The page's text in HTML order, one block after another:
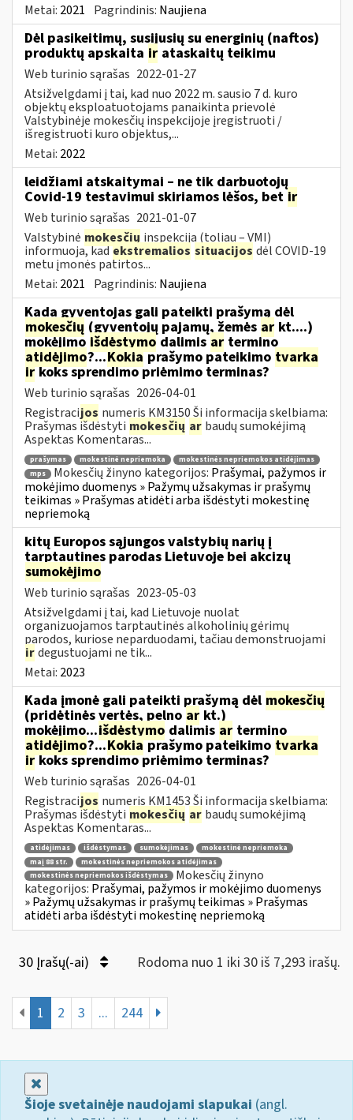
Metai: 2021 Pagrindinis: Naujiena
Dėl pasikeitimų, susijusių su energinių (naftos)
produktų apskaita ir ataskaitų teikimu
Web turinio sąrašas 2022-01-27
Atsižvelgdami į tai, kad nuo 2022 m. sausio 7 d. kuro
objektų eksploatuotojams panaikinta prievolė
Valstybinėje mokesčių inspekcijoje įregistruoti /
išregistruoti kuro objektus,...
Metai: 2022
leidžiami atskaitymai – ne tik darbuotojų
Covid-19 testavimui skiriamos lėšos, bet ir
Web turinio sąrašas 2021-01-07
Valstybinė mokesčių inspekcija (toliau – VMI)
informuoja, kadekstremalios situacijos dėl COVID-19
metu įmonės patirtos...
Metai: 2021 Pagrindinis: Naujiena
Kada gyventojas gali pateikti prašymą dėl
mokesčių (gyventojų pajamų, žemės ar kt....)
mokėjimo išdėstymo dalimis ar termino
atidėjimo?...Kokiaprašymo pateikimo tvarka
irkoks sprendimo priėmimo terminas?
Web turinio sąrašas 2026-04-01
Registracijos numeris KM3150 Ši informacija skelbiama:
Prašymas išdėstyti mokesčių ar baudų sumokėjimą
Aspektas Komentaras...
prašymas mokestinė nepriemoka
mokestinės nepriemokos atidėjimas
mps
Mokesčių žinyno kategorijos: Prašymai, pažymos ir
mokėjimo duomenys » Pažymų užsakymas ir prašymų
teikimas » Prašymas atidėti arba išdėstyti mokestinę
nepriemoką
kitų Europos sąjungos valstybių narių į
tarptautines parodas Lietuvoje bei akcizų
sumokėjimo
Web turinio sąrašas 2023-05-03
Atsižvelgdami į tai, kad Lietuvoje nuolat
organizuojamos tarptautinės alkoholinių gėrimų
parodos, kuriose neparduodami, tačiau demonstruojami
irdegustuojami ne tik...
Metai: 2023
Kada įmonė gali pateikti prašymą dėl mokesčių
(pridėtinės vertės, pelno ar kt.)
mokėjimo...išdėstymo dalimis ar termino
atidėjimo?...Kokiaprašymo pateikimo tvarka
irkoks sprendimo priėmimo terminas?
Web turinio sąrašas 2026-04-01
Registracijos numeris KM1453 Ši informacija skelbiama:
Prašymas išdėstyti mokesčių ar baudų sumokėjimą
Aspektas Komentaras...
atidėjimas išdėstymas sumokėjimas
mokestinė nepriemoka
maį 88 str.
mokestinės nepriemokos atidėjimas
mokestinės nepriemokos išdėstymas
Mokesčių žinyno
kategorijos: Prašymai, pažymos ir mokėjimo duomenys
» Pažymų užsakymas ir prašymų teikimas » Prašymas
atidėti arba išdėstyti mokestinę nepriemoką
30 Įrašų(-ai) Rodoma nuo 1 iki 30 iš 7,293 irašų.
1 2 3 ... 244
Šioje svetainėje naudojami slapukai (angl.